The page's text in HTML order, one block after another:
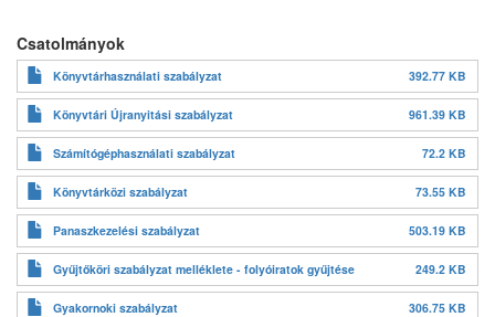
Csatolmányok
Könyvtárhasználati szabályzat 392.77 KB
Könyvtári Újranyitási szabályzat 961.39 KB
Számítógéphasználati szabályzat 72.2 KB
Könyvtárközi szabályzat 73.55 KB
Panaszkezelési szabályzat 503.19 KB
Gyűjtőköri szabályzat melléklete - folyóiratok gyűjtése 249.2 KB
Gyakornoki szabályzat 306.75 KB